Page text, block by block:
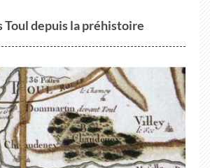
Toul depuis la préhistoire